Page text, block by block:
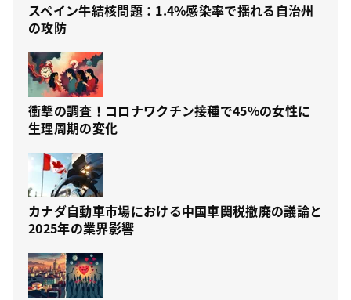
スペイン牛結核問題：1.4%感染率で揺れる自治州
の攻防
衝撃の調査！コロナワクチン接種で45%の女性に
生理周期の変化
カナダ自動車市場における中国車関税撤廃の議論と
2025年の業界影響